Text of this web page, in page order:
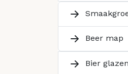
Beer map
Bier glazen